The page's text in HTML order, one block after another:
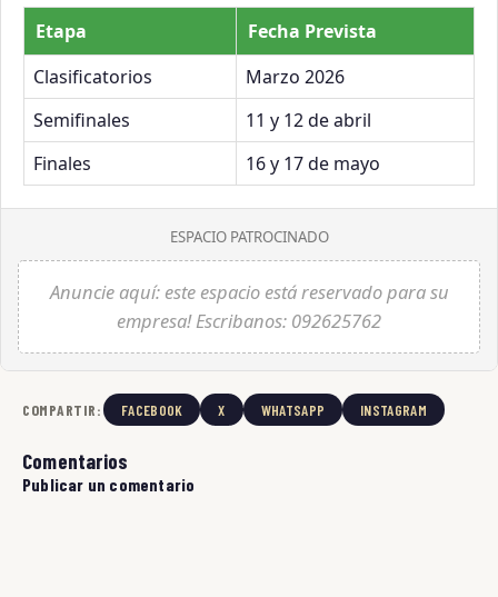
Etapa
Fecha Prevista
Clasificatorios
Marzo 2026
Semifinales
11 y 12 de abril
Finales
16 y 17 de mayo
ESPACIO PATROCINADO
Anuncie aquí: este espacio está reservado para su
empresa! Escribanos: 092625762
COMPARTIR: FACEBOOK X WHATSAPP INSTAGRAM
Comentarios
Publicar un comentario